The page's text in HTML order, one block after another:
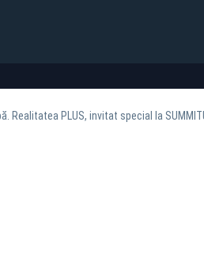
Realitatea PLUS, invitat special la